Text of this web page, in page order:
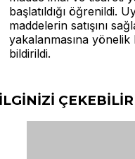
başlatıldığı öğrenildi.
maddelerin satışını
yakalanmasına
bildirildi.
ÇEKEBİLİR